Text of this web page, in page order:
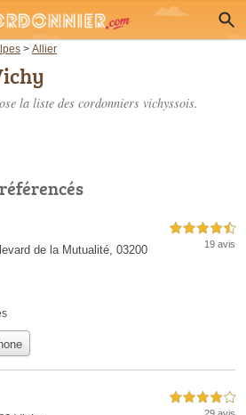
> Allier
la liste des cordonniers vichyssois.
de la Mutualité, 03200
4,5 étoiles sur 5
19 avis
4,0 étoiles sur 5